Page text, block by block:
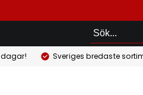
dagar! Sveriges bredaste